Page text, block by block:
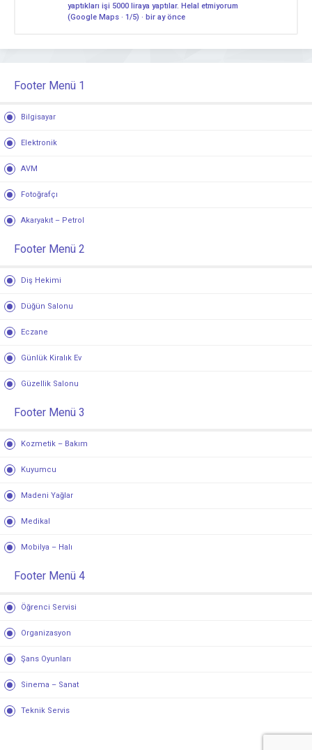
yaptıkları işi 5000 liraya yaptılar. Helal etmiyorum
(Google Maps · 1/5) · bir ay önce
Footer Menü 1
Bilgisayar
Elektronik
AVM
Fotoğrafçı
Akaryakıt – Petrol
Footer Menü 2
Diş Hekimi
Düğün Salonu
Eczane
Günlük Kiralık Ev
Güzellik Salonu
Footer Menü 3
Kozmetik – Bakım
Kuyumcu
Madeni Yağlar
Medikal
Mobilya – Halı
Footer Menü 4
Öğrenci Servisi
Organizasyon
Şans Oyunları
Sinema – Sanat
Teknik Servis